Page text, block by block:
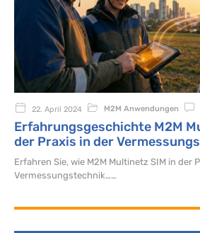
22. April 2024 M2M Anwendungen
Erfahrungsgeschichte M2M
der Praxis in der
Erfahren Sie, wie M2M Multinetz SIM in der
Vermessungstechnik…